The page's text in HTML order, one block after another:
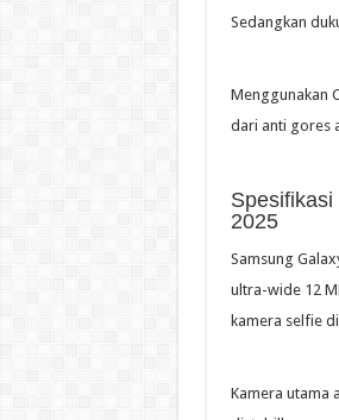
Sedangkan
Menggunakan
dari anti gores
2025
Samsung
ultra-wide 12
kamera selfie
Kamera utama